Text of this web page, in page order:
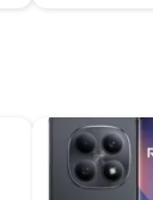
8 MP